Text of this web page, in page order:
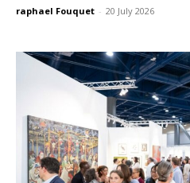
raphael Fouquet - 20 July 2026